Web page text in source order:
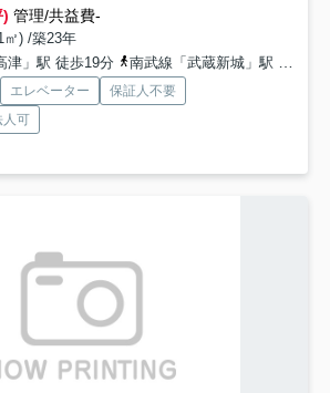
) 管理/共益費-
㎡) /築23年
津」駅 徒歩19分
南武線「武蔵新城」駅 徒歩20分
エレベーター
保証人不要
人可